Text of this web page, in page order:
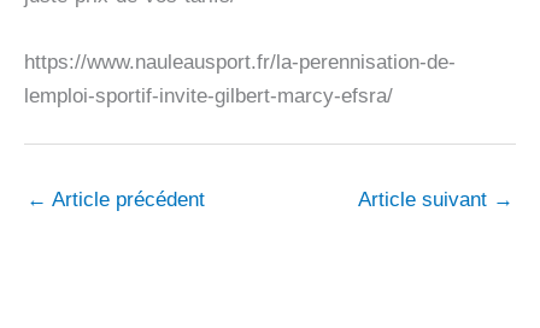
https://www.nauleausport.fr/la-perennisation-de-
lemploi-sportif-invite-gilbert-marcy-efsra/
← Article précédent Article suivant →